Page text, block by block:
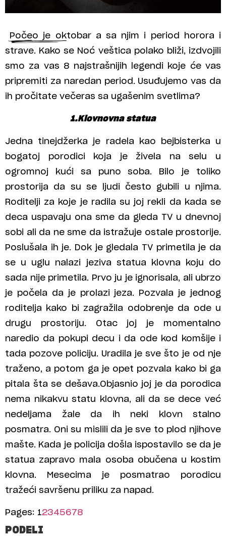
Počeo je oktobar a sa njim i period horora i
strave. Kako se Noć veštica polako bliži, izdvojili
smo za vas 8 najstrašnijih legendi koje će vas
pripremiti za naredan period. Usuđujemo vas da
ih pročitate večeras sa ugašenim svetlima?
1.Klovnovna statua
Jedna tinejdžerka je radela kao bejbisterka u
bogatoj porodici koja je živela na selu u
ogromnoj kući sa puno soba. Bilo je toliko
prostorija da su se ljudi često gubili u njima.
Roditelji za koje je radila su joj rekli da kada se
deca uspavaju ona sme da gleda TV u dnevnoj
sobi ali da ne sme da istražuje ostale prostorije.
Poslušala ih je. Dok je gledala TV primetila je da
se u uglu nalazi jeziva statua klovna koju do
sada nije primetila. Prvo ju je ignorisala, ali ubrzo
je počela da je prolazi jeza. Pozvala je jednog
roditelja kako bi zagražila odobrenje da ode u
drugu prostoriju. Otac joj je momentalno
naredio da pokupi decu i da ode kod komšije i
tada pozove policiju. Uradila je sve što je od nje
traženo, a potom ga je opet pozvala kako bi ga
pitala šta se dešava.Objasnio joj je da porodica
nema nikakvu statu klovna, ali da se dece već
nedeljama žale da ih neki klovn stalno
posmatra. Oni su mislili da je sve to plod njihove
mašte. Kada je policija došla ispostavilo se da je
statua zapravo mala osoba obučena u kostim
klovna. Mesecima je posmatrao porodicu
tražeći savršenu priliku za napad.
Pages: 12345678
PODELI